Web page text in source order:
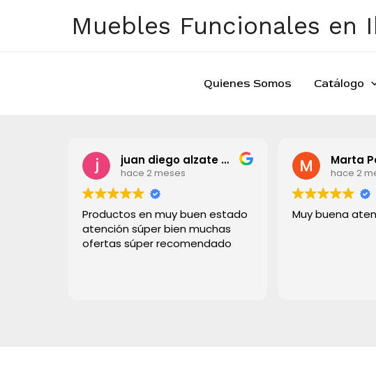
Muebles Funcionales en
Quienes Somos Catálogo
juan diego alzate grisales
hace 2 meses
Productos en muy buen estado
atención súper bien muchas
ofertas súper recomendado
Marta
hace 2
Muy buena